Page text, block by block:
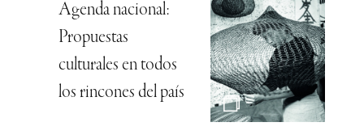
Agenda nacional:
Propuestas
culturales en todos
los rincones del país